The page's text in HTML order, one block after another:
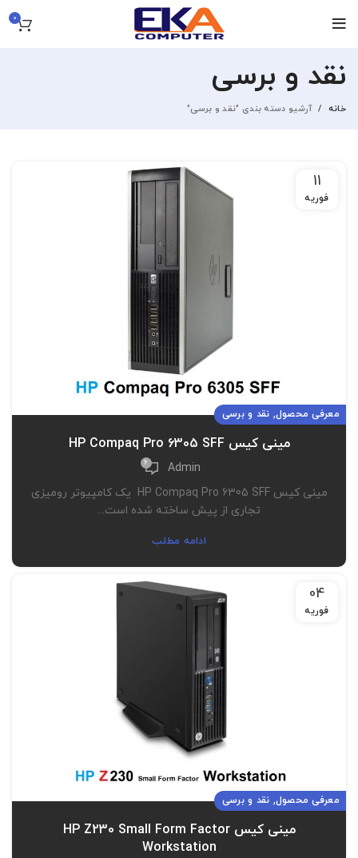
0
نقد و برسی
خانه آرشیو دسته بندی "نقد و برسی"
11
فوریه
معرفی محصول, نقد و برسی
مینی کیس HP Compaq Pro 6305 SFF
Admin
6
مینی کیس HP Compaq Pro 6305 SFF یک کامپیوتر رومیزی
تجاری از پیش ساخته شده است...
ادامه مطلب
04
فوریه
معرفی محصول, نقد و برسی
مینی کیس HP Z230 Small Form Factor
Workstation